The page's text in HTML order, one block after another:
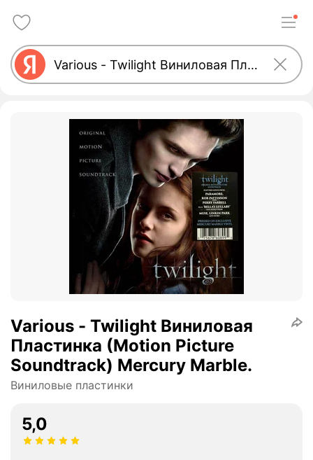
Various - Twilight Виниловая
Пластинка (Motion Picture
Soundtrack) Mercury Marble.
Виниловые пластинки
5,0